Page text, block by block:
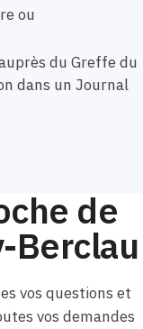
ou
du Greffe du
dans un Journal
de
Berclau
vos questions et
vos demandes